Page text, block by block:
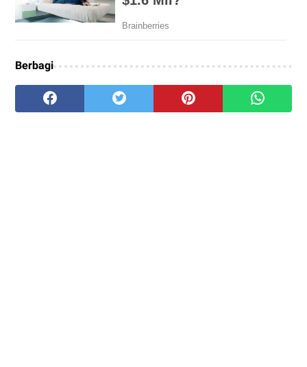
Berbagi